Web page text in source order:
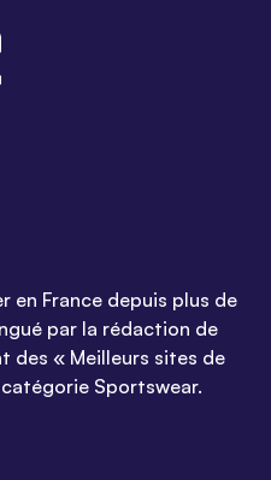
en France depuis plus de
par la rédaction de
des « Meilleurs sites de
Sportswear.